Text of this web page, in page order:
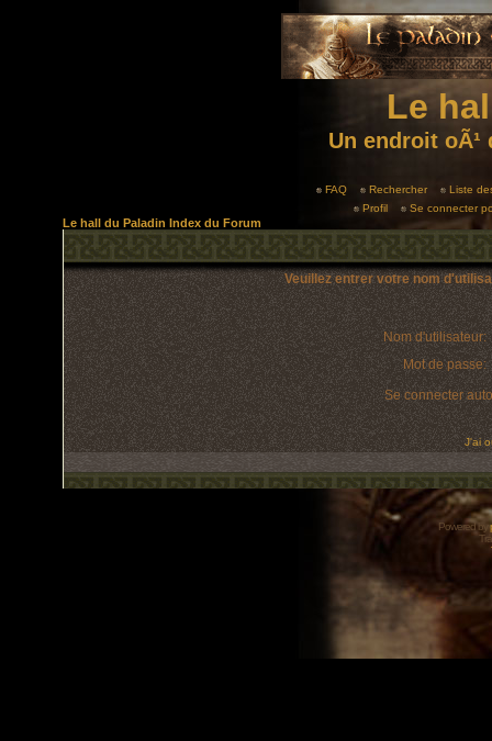
Le
Un endroit
FAQ Rechercher
Liste
Profil
Se connecter
Le hall du Paladin Index du Forum
Veuillez entrer votre nom
Nom d'utilisateur:
Mot de passe:
Se connecter
J'ai
Powered by